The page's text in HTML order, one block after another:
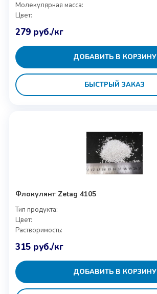
Молекулярная масса:
Цвет:
279 руб./кг
ДОБАВИТЬ В КОРЗИНУ
БЫСТРЫЙ ЗАКАЗ
Флокулянт Zetag 4105
Тип продукта:
Цвет:
Растворимость:
315 руб./кг
ДОБАВИТЬ В КОРЗИНУ